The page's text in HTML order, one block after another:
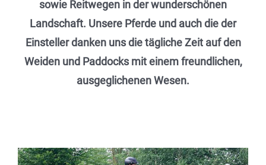
sowie Reitwegen in der wunderschönen
Landschaft. Unsere Pferde und auch die der
Einsteller danken uns die tägliche Zeit auf den
Weiden und Paddocks mit einem freundlichen,
ausgeglichenen Wesen.